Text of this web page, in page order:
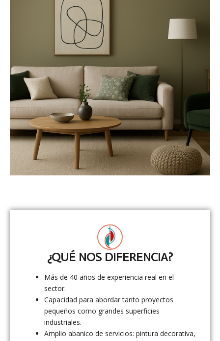
¿QUÉ NOS DIFERENCIA?
Más de 40 años de experiencia real en el
sector.
Capacidad para abordar tanto proyectos
pequeños como grandes superficies
industriales.
Amplio abanico de servicios: pintura decorativa,